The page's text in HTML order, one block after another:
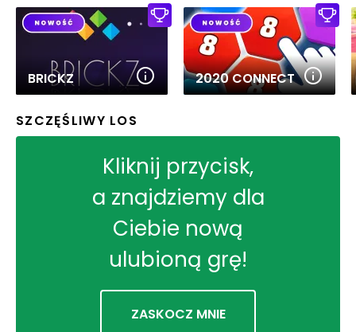
BRICKZ 2020 CONNECT
SZCZĘŚLIWY LOS
Kliknij przycisk,
a znajdziemy dla
Ciebie nową
ulubioną grę!
ZASKOCZ MNIE